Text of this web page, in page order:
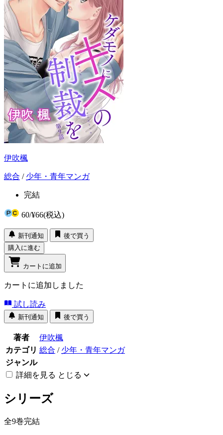
伊吹楓
総合 / 少年・青年マンガ
完結
60/¥66(税込)
新刊通知
後で買う
購入に進む
カートに追加
カートに追加しました
試し読み
新刊通知 後で買う
著者
伊吹楓
カテゴリ 総合 / 少年・青年マンガ
ジャンル
詳細を見る とじる
シリーズ
全9巻完結